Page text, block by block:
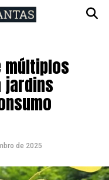
múltiplos
jardins
de 2025